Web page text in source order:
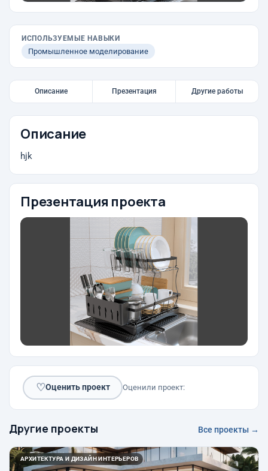
ИСПОЛЬЗУЕМЫЕ НАВЫКИ
Промышленное моделирование
Описание Презентация Другие работы
Описание
hjk
Презентация проекта
♡Оценить проект Оценили проект:
Другие проекты Все проекты →
АРХИТЕКТУРА И ДИЗАЙН ИНТЕРЬЕРОВ